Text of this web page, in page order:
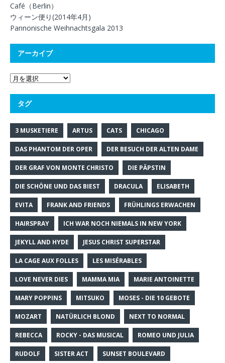
Café（Berlin）
ウィーン便り(2014年4月)
Pannonische Weihnachtsgala 2013
アーカイブ
タグ
3 MUSKETIERE ARTUS CATS CHICAGO
DAS PHANTOM DER OPER DER BESUCH DER ALTEN DAME
DER GRAF VON MONTE CHRISTO DIE PÄPSTIN
DIE SCHÖNE UND DAS BIEST DRACULA ELISABETH
EVITA FRANK AND FRIENDS FRÜHLINGS ERWACHEN
HAIRSPRAY ICH WAR NOCH NIEMALS IN NEW YORK
JEKYLL AND HYDE JESUS CHRIST SUPERSTAR
LA CAGE AUX FOLLES LES MISÉRABLES
LOVE NEVER DIES MAMMA MIA MARIE ANTOINETTE
MARY POPPINS MITSUKO MOSES - DIE 10 GEBOTE
MOZART NATÜRLICH BLOND NEXT TO NORMAL
REBECCA ROCKY - DAS MUSICAL ROMEO UND JULIA
RUDOLF SISTER ACT SUNSET BOULEVARD